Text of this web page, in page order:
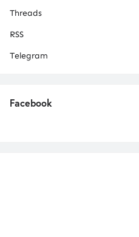
Threads
RSS
Telegram
Facebook